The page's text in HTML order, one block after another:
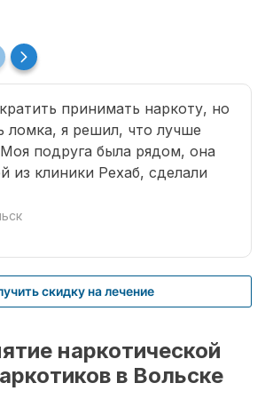
принимать наркоту, но
ломка, я решил, что лучше
подруга была рядом, она
из клиники Рехаб, сделали
основательно.
скидку на лечение
наркотической
в Вольске